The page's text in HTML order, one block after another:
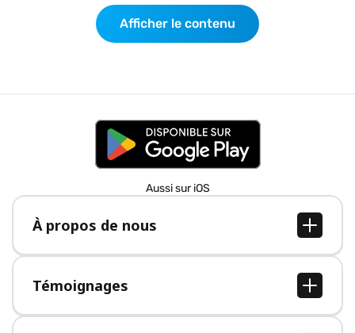
Afficher le contenu
Aussi sur iOS
À propos de nous
À propos de nous
Postes
Presse
Témoignages
Tous les témoignages